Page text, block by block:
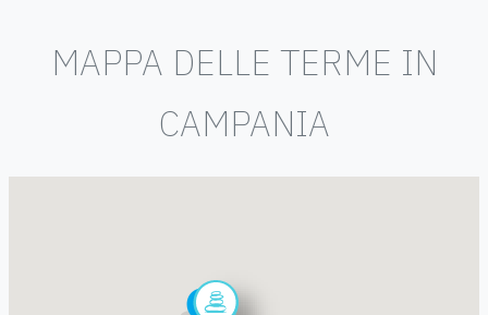
MAPPA DELLE TERME IN
CAMPANIA